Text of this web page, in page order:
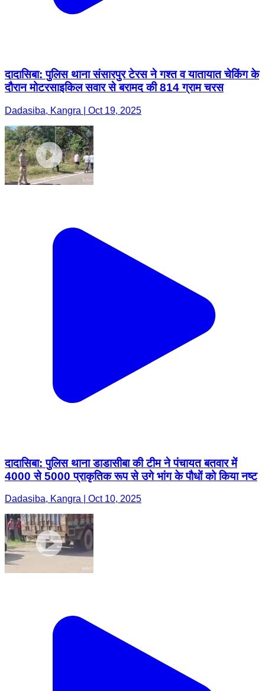
दादासिबा: पुलिस थाना संसारपुर टेरस ने गश्त व यातायात चेकिंग के
दौरान मोटरसाइकिल सवार से बरामद की 814 ग्राम चरस
Dadasiba, Kangra | Oct 19, 2025
दादासिबा: पुलिस थाना डाडासीबा की टीम ने पंचायत बतवार में
4000 से 5000 प्राकृतिक रूप से उगे भांग के पौधों को किया नष्ट
Dadasiba, Kangra | Oct 10, 2025